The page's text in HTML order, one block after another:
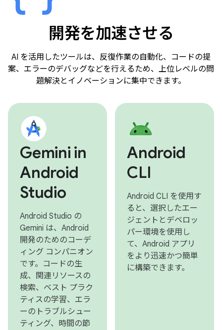
開発を加速させる
AI を活用したツールは、反復作業の自動化、コードの提
案、エラーのデバッグなどを行えるため、上位レベルの問
題解決とイノベーションに集中できます。
Gemini in
Android
Studio
Android Studio の
Gemini は、Android
開発のためのコーデ
ィング コンパニオン
です。コードの生
成、関連リソースの
検索、ベスト プラク
ティスの学習、エラ
ーのトラブルシュー
ティング、時間の節
Android
CLI
Android CLI を使用す
ると、選択したエー
ジェントとデベロッ
パー環境を使用し
て、Android アプリ
をより迅速かつ簡単
に構築できます。